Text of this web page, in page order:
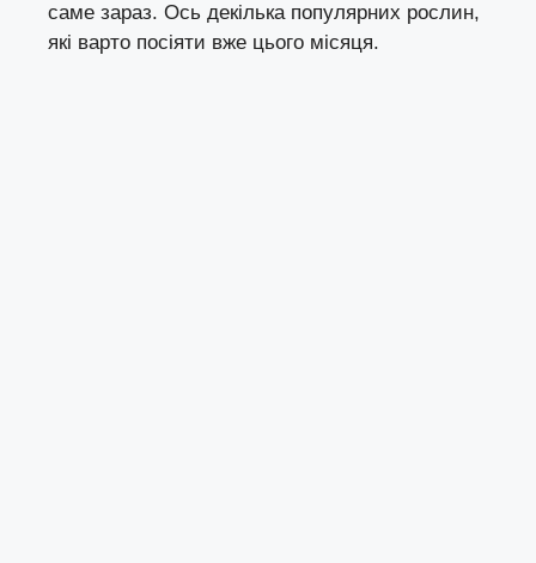
саме зараз. Ось декілька популярних рослин,
які варто посіяти вже цього місяця.